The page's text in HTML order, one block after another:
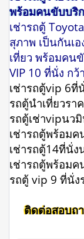
พร้อมคนขับบริ
เช่ารถตู้
สุภาพ เป็นกันเ
เที่ยว พร้อมคน
VIP 10 ที่นั่ง กว้
เช่ารถตู้vip 6
รถตู้นําเที่ยวร
รถตู้เช่าvipนว
เช่ารถตู้พร้อม
เช่ารถตู้14ที่นั่
เช่ารถตู้พร้อม
รถตู้ vip 9 ที่นั่
ติดต่อสอบถ